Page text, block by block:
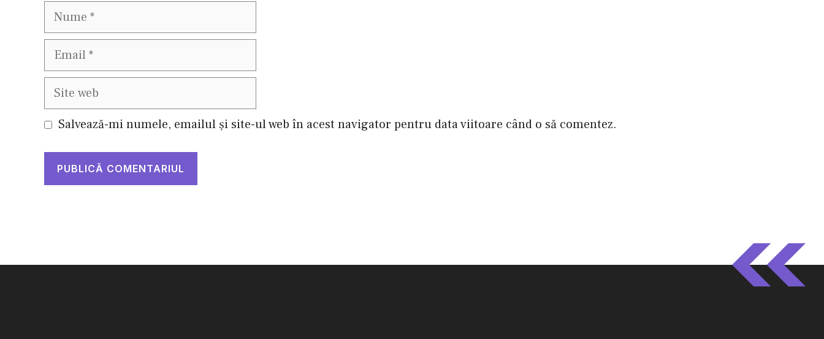
Nume
Email
Site
web
Salvează-mi numele, emailul și site-ul web în acest navigator pentru data viitoare când o să comentez.